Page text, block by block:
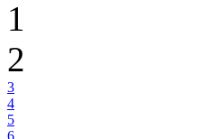
1
2
3
4
5
6